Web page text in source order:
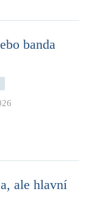
banda
ale hlavní